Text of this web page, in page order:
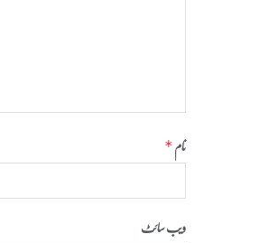
نام*
ویب‌ سائٹ